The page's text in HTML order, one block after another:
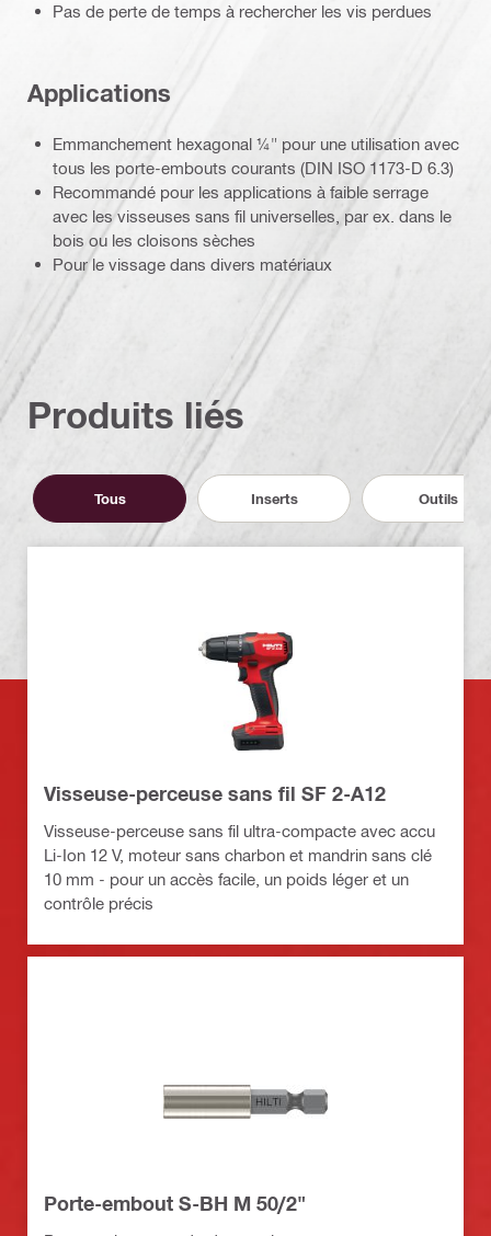
Pas de perte de temps à rechercher les vis perdues
Applications
Emmanchement hexagonal ¼" pour une utilisation avec
tous les porte-embouts courants (DIN ISO 1173-D 6.3)
Recommandé pour les applications à faible serrage
avec les visseuses sans fil universelles, par ex. dans le
bois ou les cloisons sèches
Pour le vissage dans divers matériaux
Produits liés
Tous Inserts Outils
Visseuse-perceuse sans fil SF 2-A12
Visseuse-perceuse sans fil ultra-compacte avec accu
Li-Ion 12 V, moteur sans charbon et mandrin sans clé
10 mm - pour un accès facile, un poids léger et un
contrôle précis
Porte-embout S-BH M 50/2"